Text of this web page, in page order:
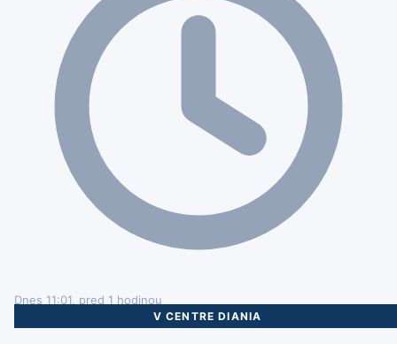
Dnes 11:01, pred 1 hodinou
V CENTRE DIANIA